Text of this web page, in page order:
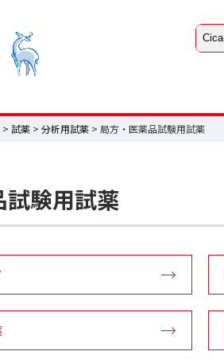
> 試薬 > 分析用試薬 > 局方・医薬品試験用試薬
験用試薬